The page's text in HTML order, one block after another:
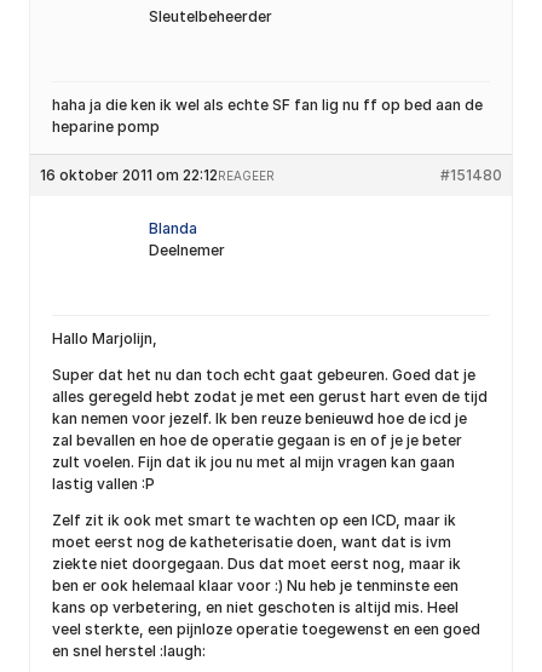
Sleutelbeheerder
haha ja die ken ik wel als echte SF fan lig nu ff op bed aan de
heparine pomp
16 oktober 2011 om 22:12 #151480
REAGEER
Blanda
Deelnemer
Hallo Marjolijn,
Super dat het nu dan toch echt gaat gebeuren. Goed dat je
alles geregeld hebt zodat je met een gerust hart even de tijd
kan nemen voor jezelf. Ik ben reuze benieuwd hoe de icd je
zal bevallen en hoe de operatie gegaan is en of je je beter
zult voelen. Fijn dat ik jou nu met al mijn vragen kan gaan
lastig vallen :P
Zelf zit ik ook met smart te wachten op een ICD, maar ik
moet eerst nog de katheterisatie doen, want dat is ivm
ziekte niet doorgegaan. Dus dat moet eerst nog, maar ik
ben er ook helemaal klaar voor :) Nu heb je tenminste een
kans op verbetering, en niet geschoten is altijd mis. Heel
veel sterkte, een pijnloze operatie toegewenst en een goed
en snel herstel :laugh: